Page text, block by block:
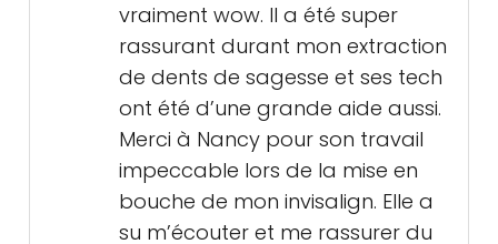
vraiment wow. Il a été super
rassurant durant mon extraction
de dents de sagesse et ses tech
ont été d’une grande aide aussi.
Merci à Nancy pour son travail
impeccable lors de la mise en
bouche de mon invisalign. Elle a
su m’écouter et me rassurer du